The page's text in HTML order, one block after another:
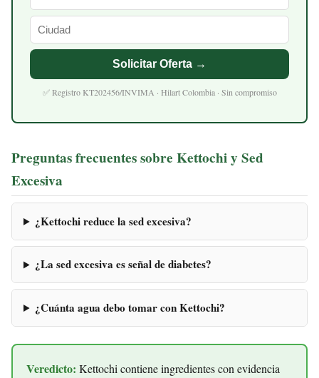
Solicitar Oferta →
✅ Registro KT202456/INVIMA · Hilart Colombia · Sin compromiso
Preguntas frecuentes sobre Kettochi y Sed
Excesiva
¿Kettochi reduce la sed excesiva?
¿La sed excesiva es señal de diabetes?
¿Cuánta agua debo tomar con Kettochi?
Veredicto: Kettochi contiene ingredientes con evidencia